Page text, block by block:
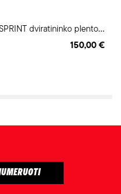
S
COTT ROAD TRI SPRINT dviratininko plento batai
150,00 €